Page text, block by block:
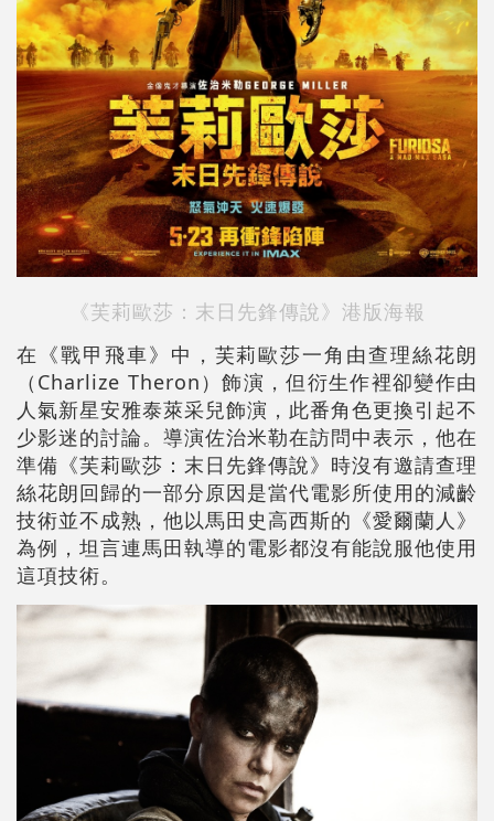
《芙莉歐莎：末日先鋒傳說》港版海報
在《戰甲飛車》中，芙莉歐莎一角由查理絲花朗
（Charlize Theron）飾演，但衍生作裡卻變作由
人氣新星安雅泰萊采兒飾演，此番角色更換引起不
少影迷的討論。導演佐治米勒在訪問中表示，他在
準備《芙莉歐莎：末日先鋒傳說》時沒有邀請查理
絲花朗回歸的一部分原因是當代電影所使用的減齡
技術並不成熟，他以馬田史高西斯的《愛爾蘭人》
為例，坦言連馬田執導的電影都沒有能說服他使用
這項技術。